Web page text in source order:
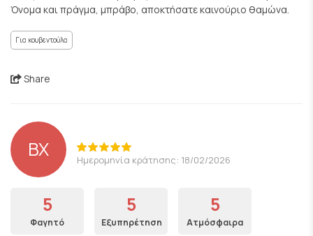
Όνομα και πράγμα, μπράβο, αποκτήσατε καινούριο θαμώνα.
Για κουβεντούλα
Share
ΒΧ Ημερομηνία κράτησης: 18/02/2026
5
Φαγητό
5
Εξυπηρέτηση
5
Ατμόσφαιρα